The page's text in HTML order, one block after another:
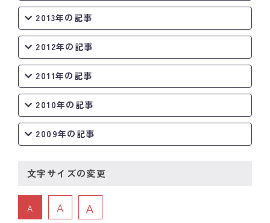
2013年の記事
2012年の記事
2011年の記事
2010年の記事
2009年の記事
文字サイズの変更
A A A